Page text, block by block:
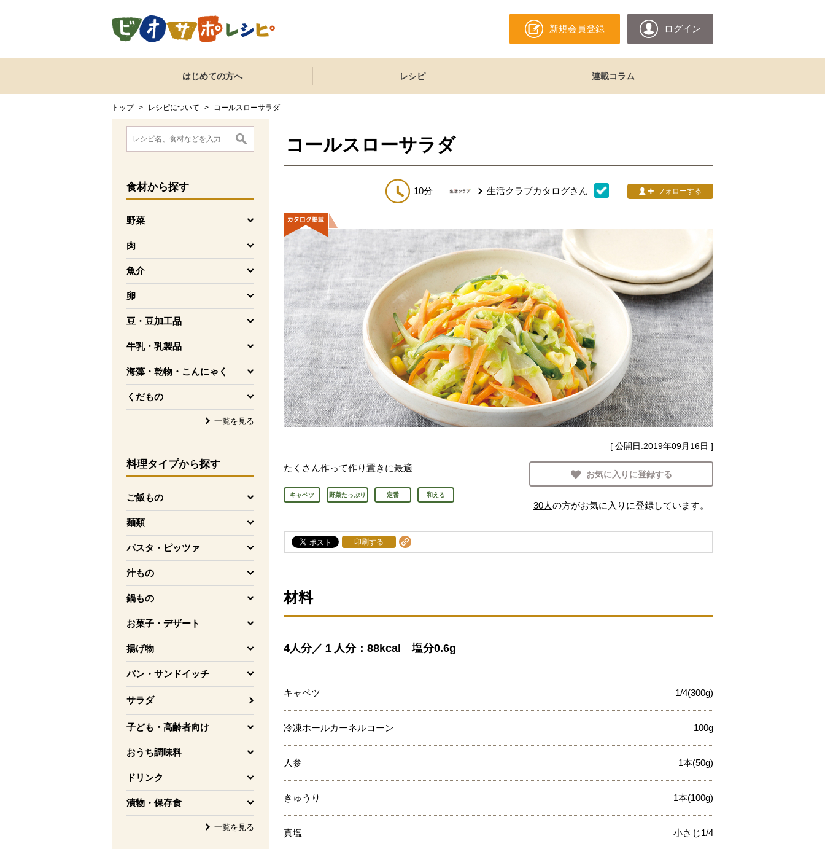
新規会員登録 ログイン
ここからサイト内共通メニューです。
サイト内共通メニューをスキップする
はじめての方へ レシピ 連載コラム
トップ > レシピについて > コールスローサラダ
ここから消費材検索メニューです。
食材から探す
野菜
を開く
肉
を開く
魚介
を開く
卵
を開く
豆・豆加工品
を開く
牛乳・乳製品
を開く
海藻・乾物・こんにゃく
を開く
くだもの
を開く
一覧を見る
料理タイプから探す
ご飯もの
を開く
麺類
を開く
パスタ・ピッツァ
を開く
汁もの
を開く
鍋もの
を開く
お菓子・デザート
を開く
揚げ物
を開く
パン・サンドイッチ
を開く
サラダ
子ども・高齢者向け
を開く
おうち調味料
を開く
ドリンク
を開く
漬物・保存食
を開く
一覧を見る
消費材検索メニューここまで。
ここから本文です。
コールスローサラダ
10分 生活クラブカタログさん フォローする
[ 公開日:2019年09月16日 ]
たくさん作って作り置きに最適
キャベツ 野菜たっぷり 定番 和える
お気に入りに登録する
30人の方がお気に入りに登録しています。
印刷する
材料
4人分／１人分：88kcal 塩分0.6g
キャベツ 1/4(300g)
冷凍ホールカーネルコーン 100g
人参 1本(50g)
きゅうり 1本(100g)
真塩 小さじ1/4